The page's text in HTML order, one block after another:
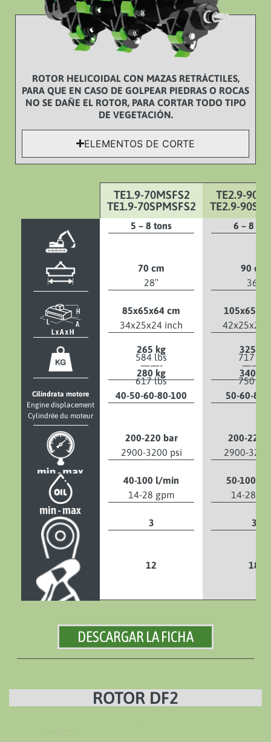
ROTOR HELICOIDAL CON MAZAS RETRÁCTILES,
PARA QUE EN CASO DE GOLPEAR PIEDRAS O ROCAS
NO SE DAÑE EL ROTOR, PARA CORTAR TODO TIPO
DE VEGETACIÓN.
ELEMENTOS DE CORTE
Cilindrata motore
Engine displacement
Cylindrée du moteur
TE1.9-70MSFS2
TE1.9-70SPMSFS2
5 – 8 tons
70 cm
28″
85x65x64 cm
34x25x24 inch
265 kg
584 lbs
——-
280 kg
617 lbs
40-50-60-80-100
200-220 bar
2900-3200 psi
40-100 l/min
14-28 gpm
3
12
TE2.9-
TE2.9-
6 – 8
90 cm
36″
42x25x24
325 kg
717 lbs
——–
340 kg
750 lbs
50-60-80-
200-220
2900-
50-100 l/
14-28
3
18
DESCARGAR LA FICHA
ROTOR DF2